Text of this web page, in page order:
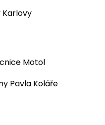
Karlovy
Motol
Pavla Koláře